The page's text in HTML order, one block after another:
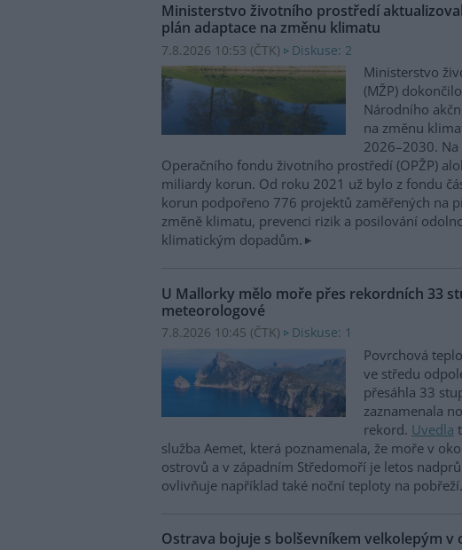
Ministerstvo životního prostředí
plán adaptace na změnu klimatu
7.8.2026 10:53 (ČTK) Diskuse: 2
Ministerstvo
(MŽP)
Národního
na změnu
2026–2030.
Operačního fondu životního prostředí (OPŽP)
miliardy korun. Od roku 2021 už bylo z fondu
korun podpořeno 776 projektů zaměřených na
změně klimatu, prevenci rizik a posilování
klimatickým dopadům.
U Mallorky mělo moře přes rekordních 33
meteorologové
7.8.2026 10:45 (ČTK) Diskuse: 1
Povrchová
ve středu
přesáhla 33
zaznamenala
rekord. Uvedla
služba Aemet, která poznamenala, že moře v
ostrovů a v západním Středomoří je letos
ovlivňuje například také noční teploty na pobřeží.
Ostrava bojuje s bolševníkem velkolepým v